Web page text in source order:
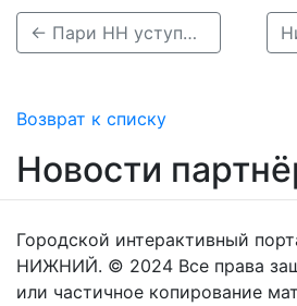
← Пари НН уступил ЦСКА в Москве: пенальти, бронза и прощание с сезоном
Возврат к списку
Новости
Городской интерактивный
НИЖНИЙ. © 2024 Все права
или частичное копирование